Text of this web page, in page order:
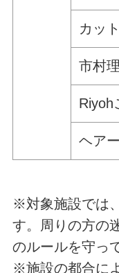
カッ
市村
Riyoh
ヘア
※対象施設では
す。周りの方の
のルールを守っ
※施設の都合に